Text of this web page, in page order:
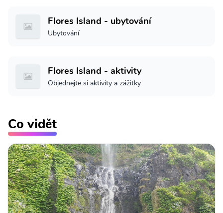
Flores Island - ubytování
Ubytování
Flores Island - aktivity
Objednejte si aktivity a zážitky
Co vidět